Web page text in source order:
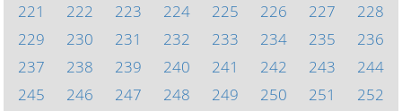
221
222 223 224 225 226 227
228
229
230 231 232 233 234 235
236
237
238 239 240 241 242 243
244
245
246 247 248 249 250 251
252